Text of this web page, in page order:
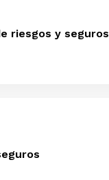
riesgos y seguros